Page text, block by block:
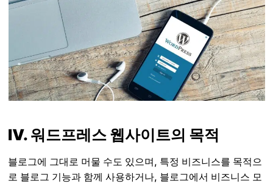
Ⅳ. 워드프레스 웹사이트의 목적
블로그에 그대로 머물 수도 있으며, 특정 비즈니스를 목적으
로 블로그 기능과 함께 사용하거나, 블로그에서 비즈니스 모